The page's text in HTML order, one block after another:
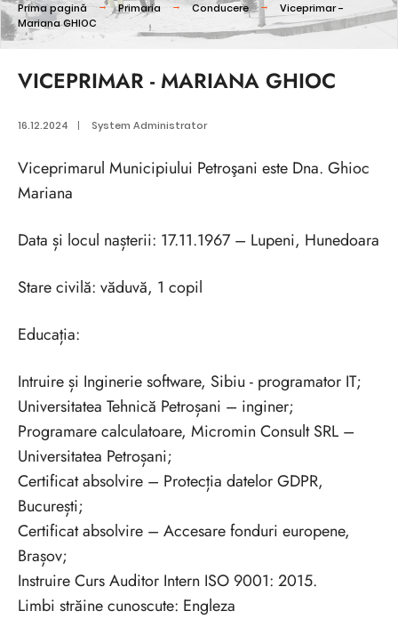
Prima pagină Primaria Conducere
Viceprimar -
Mariana GHIOC
VICEPRIMAR - MARIANA GHIOC
16.12.2024 | System Administrator
Viceprimarul Municipiului Petroşani este Dna. Ghioc
Mariana
Data și locul nașterii: 17.11.1967 – Lupeni, Hunedoara
Stare civilă: văduvă, 1 copil
Educația:
Intruire și Inginerie software, Sibiu - programator IT;
Universitatea Tehnică Petroșani – inginer;
Programare calculatoare, Micromin Consult SRL –
Universitatea Petroșani;
Certificat absolvire – Protecția datelor GDPR,
București;
Certificat absolvire – Accesare fonduri europene,
Brașov;
Instruire Curs Auditor Intern ISO 9001: 2015.
Limbi străine cunoscute: Engleza